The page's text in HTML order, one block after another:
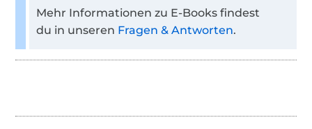
Mehr Informationen zu E-Books findest
du in unseren Fragen & Antworten.